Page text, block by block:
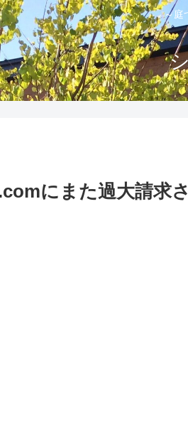
～庭
にまた過大請求